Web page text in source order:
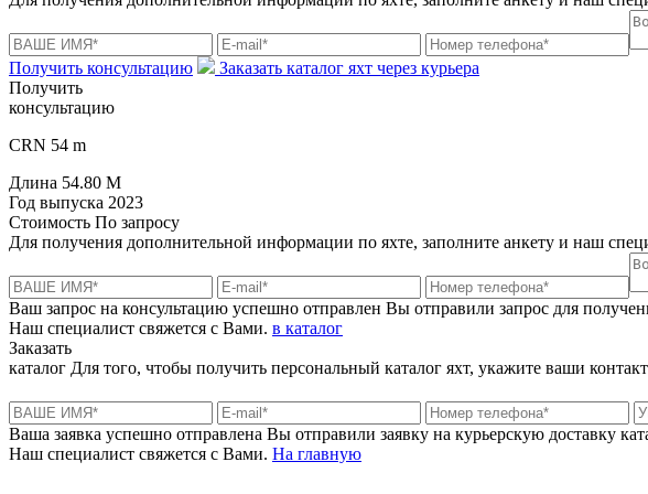
Получить консультацию
Заказать каталог яхт через курьера
Получить
консультацию
CRN 54 m
Длина 54.80 M
Год выпуска 2023
Стоимость По запросу
Для получения дополнительной информации по яхте, заполните анкету и наш
Ваш запрос на консультацию успешно отправлен Вы отправили запрос для
Наш специалист свяжется с Вами. в каталог
Заказать
каталог Для того, чтобы получить персональный каталог яхт, укажите ваши
Ваша заявка успешно отправлена Вы отправили заявку на курьерскую доставку
Наш специалист свяжется с Вами. На главную